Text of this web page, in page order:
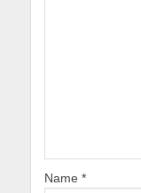
Name *